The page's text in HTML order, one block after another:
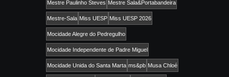
Mestre Paulinho Steves Mestre Sala&Portabandeira
Mestre-Sala Miss UESP Miss UESP 2026
Mocidade Alegre do Pedregulho
Mocidade Independente de Padre Miguel
Mocidade Unida do Santa Marta ms&pb Musa Chloé